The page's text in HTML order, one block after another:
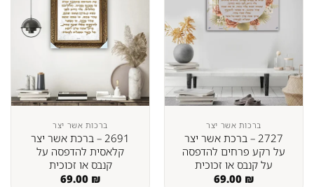
ברכות אשר יצר
2727 – ברכת אשר יצר
על רקע פרחים להדפסה
על קנבס או זכוכית
69.00 ₪
ברכות אשר יצר
2691 – ברכת אשר יצר
קלאסית להדפסה על
קנבס או זכוכית
69.00 ₪